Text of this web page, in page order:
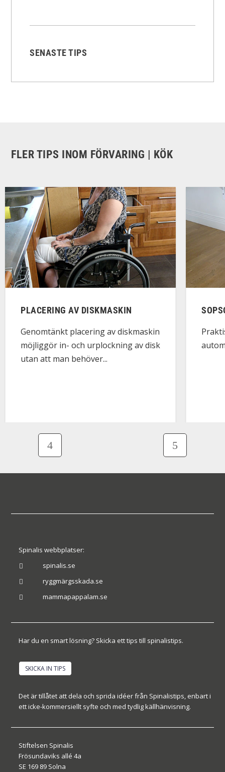
SENASTE TIPS
FLER TIPS INOM FÖRVARING | KÖK
PLACERING AV DISKMASKIN
Genomtänkt placering av diskmaskin
möjliggör in- och urplockning av disk
utan att man behöver...
Spinalis webbplatser:
 spinalis.se
 ryggmärgsskada.se
 mammapappalam.se
Har du en smart lösning? Skicka ett tips till spinalistips.
SKICKA IN TIPS
Det är tillåtet att dela och sprida idéer från Spinalistips, enbart i
ett icke-kommersiellt syfte och med tydlig källhänvisning.
Stiftelsen Spinalis
Frösundaviks allé 4a
SE 169 89 Solna